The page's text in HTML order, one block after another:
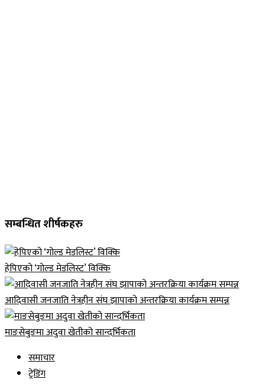
सम्बन्धित शीर्षकहरु
हेपिएको ‘गोल्ड मेडलिस्ट’ विक्कि
आदिवासी जनजाति नेत्रहीन संघ झापाको अन्तरक्रिया कार्यक्रम सम्पन्न
माङसेबुङमा अदुवा खेतीको सान्दर्भिकता
समाचार
ट्रेडिंग